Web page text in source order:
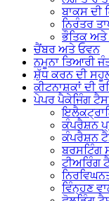
ਬਾਕਸ ਦੀ
ਨਿਰੰਤਰ
ਭੌਤਿਕ ਅਤੇ
ਚੈਂਬਰ ਅਤੇ ਓਵਨ
ਨਮੂਨਾ ਤਿਆਰੀ
ਸ਼ੁੱਧ ਕਰਨ ਦੀ
ਕੀਟਨਾਸ਼ਕਾਂ ਦੀ
ਪੇਪਰ ਪੈਕੇਜਿੰਗ
ਕੰਪਰੈਸ਼ਨ
ਕੰਪਰੈਸ਼ਨ
ਬਰਸਟਿੰਗ
ਟੀਅਰਿੰਗ
ਵਿੰਨ੍ਹਣ